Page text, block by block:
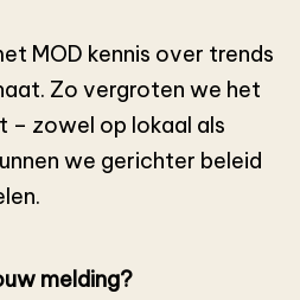
MOD kennis over trends
Zo vergroten we het
– zowel op lokaal als
we gerichter beleid
melding?